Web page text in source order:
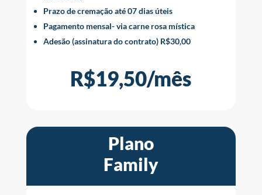
Prazo de cremação até 07 dias úteis
Pagamento mensal- via carne rosa mística
Adesão (assinatura do contrato) R$30,00
R$19,50/mês
Plano
Family